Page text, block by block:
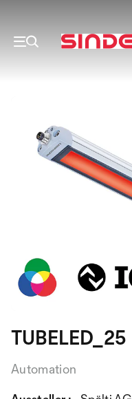
TUBELED_25
Automation